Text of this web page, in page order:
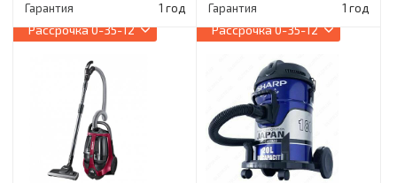
Гарантия 1 год Гарантия 1 год
Рассрочка0-35-12 Рассрочка0-35-12